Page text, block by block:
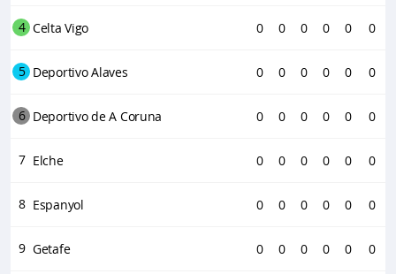
4 Celta Vigo 0 0 0 0 0 0
5 Deportivo Alaves 0 0 0 0 0 0
6 Deportivo de A Coruna 0 0 0 0 0 0
7 Elche 0 0 0 0 0 0
8 Espanyol 0 0 0 0 0 0
9 Getafe 0 0 0 0 0 0